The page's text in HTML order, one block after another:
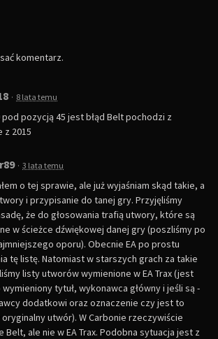
komentarz.
· 8 lata temu
pod pozycją 45 jest błąd Belt pochodzi z
z 2015
· 3 lata temu
o tej sprawie, ale już wyjaśniam skąd takie, a
i przypisanie do tanej gry. Przyjęliśmy
że do głosowania trafią utwory, które są
w ścieżce dźwiękowej danej gry (poszliśmy po
oporu). Obecnie EA po prostu
tę listę. Natomiast w starszych grach za takie
listy utworów wymienione w EA Trax (jest
tytuł, wykonawca główny i jeśli są -
dodatkowi oraz oznaczenie czy jest to
utwór). W Carbonie rzeczywiście
Belt, ale nie w EA Trax. Podobna sytuacja jest z